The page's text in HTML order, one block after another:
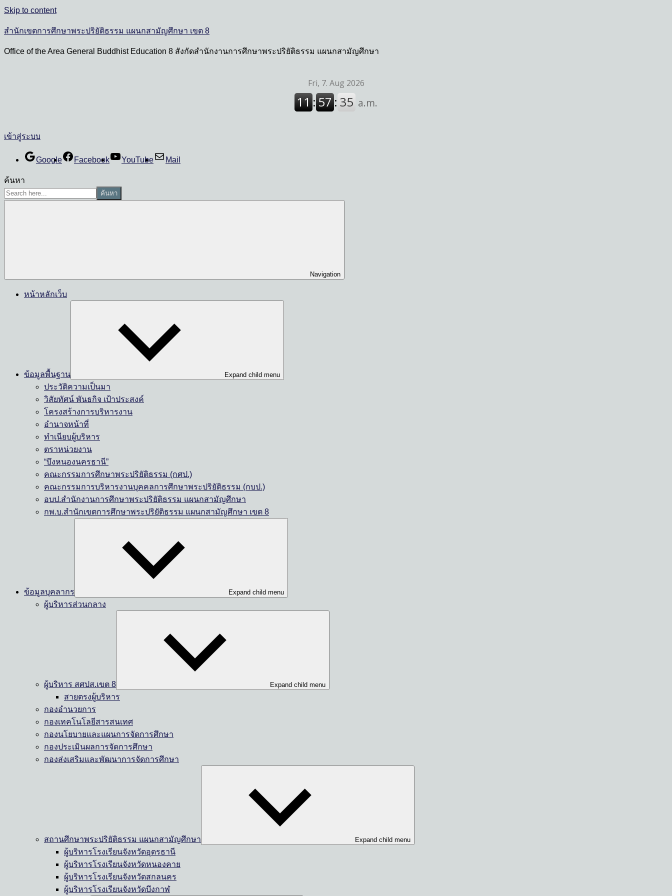
Skip to content
สำนักเขตการศึกษาพระปริยัติธรรม แผนกสามัญศึกษา เขต 8
Office of the Area General Buddhist Education 8 สังกัดสำนักงานการศึกษาพระปริยัติธรรม แผนกสามัญศึกษา
เข้าสู่ระบบ
Google Facebook YouTube Mail
ค้นหา
ค้นหา
Navigation
หน้าหลักเว็บ
ข้อมูลพื้นฐาน Expand child menu
ประวัติความเป็นมา
วิสัยทัศน์ พันธกิจ เป้าประสงค์
โครงสร้างการบริหารงาน
อำนาจหน้าที่
ทำเนียบผู้บริหาร
ตราหน่วยงาน
“บึงหนองนครธานี”
คณะกรรมการศึกษาพระปริยัติธรรม (กศป.)
คณะกรรมการบริหารงานบุคคลการศึกษาพระปริยัติธรรม (กบป.)
อบป.สำนักงานการศึกษาพระปริยัติธรรม แผนกสามัญศึกษา
กพ.บ.สำนักเขตการศึกษาพระปริยัติธรรม แผนกสามัญศึกษา เขต 8
ข้อมูลบุคลากร Expand child menu
ผู้บริหารส่วนกลาง
ผู้บริหาร สศปส.เขต 8 Expand child menu
สายตรงผู้บริหาร
กองอำนวยการ
กองเทคโนโลยีสารสนเทศ
กองนโยบายและแผนการจัดการศึกษา
กองประเมินผลการจัดการศึกษา
กองส่งเสริมและพัฒนาการจัดการศึกษา
สถานศึกษาพระปริยัติธรรม แผนกสามัญศึกษา Expand child menu
ผู้บริหารโรงเรียนจังหวัดอุดรธานี
ผู้บริหารโรงเรียนจังหวัดหนองคาย
ผู้บริหารโรงเรียนจังหวัดสกลนคร
ผู้บริหารโรงเรียนจังหวัดบึงกาฬ